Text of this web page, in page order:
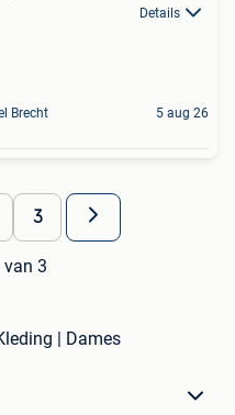
Details
Brecht 5 aug 26
3
van 3
| Dames